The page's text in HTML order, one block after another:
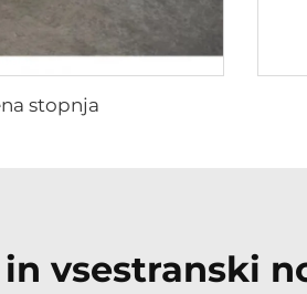
stopnja
vsestranski